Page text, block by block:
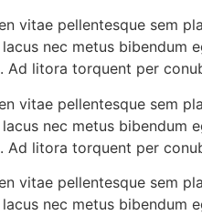
vitae pellentesque sem
nec metus bibendum
litora torquent per
vitae pellentesque sem
nec metus bibendum
litora torquent per
vitae pellentesque sem
nec metus bibendum